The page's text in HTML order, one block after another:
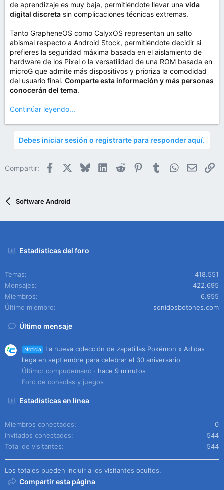
de aprendizaje es muy baja, permitiéndote llevar una vida
digital discreta sin complicaciones técnicas extremas.
Tanto GrapheneOS como CalyxOS representan un salto
abismal respecto a Android Stock, permitiéndote decidir si
prefieres la seguridad máxima basada en el aislamiento de
hardware de los Pixel o la versatilidad de una ROM basada en
microG que admite más dispositivos y prioriza la comodidad
del usuario final. Comparte esta información y más personas
conocerán del tema.
Continúar leyendo...
Debes iniciar sesión o registrarte para responder aquí.
Compartir: Facebook BlueskyLinkedIn
Reddit PinterestTumblrWhatsApp
Email
Software Android
Estadísticas del foro
Temas
418.551
Mensajes
422.695
Miembros
6.955
Último miembro
sonidosbotones.com
Último mensaje
Noticia
La nueva colección de zapatillas Pokémon x Adidas
llega en septiembre para celebrar el 30 aniversario
Último: compudemano
hace 9 minutos
Foro de consolas y juegos
Estadísticas en línea
Miembros conectados
0
Invitados conectados
544
Total de visitantes
544
Los totales pueden incluir a los visitantes ocultos.
Compartir esta página